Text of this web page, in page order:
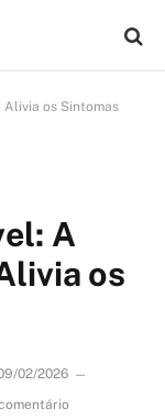
os Sintomas
A
os
02/2026